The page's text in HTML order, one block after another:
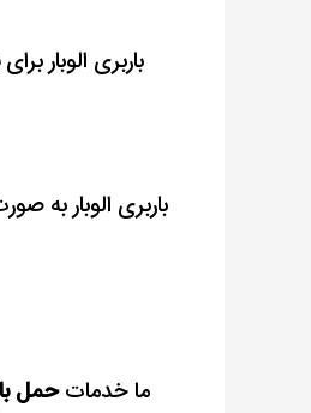
باربری الوبار برای
باربری الوبار به
ما خدماتحمل